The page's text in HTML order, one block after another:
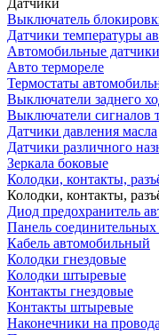
Датчики
Выключатель
Датчики температуры
Автомобильные
Авто термореле
Термостаты
Выключатели заднего
Выключатели сигналов
Датчики давления масла
Датчики различного
Зеркала боковые
Колодки, контакты,
Колодки, контакты,
Диод предохранитель
Панель соединительных
Кабель автомобильный
Колодки гнездовые
Колодки штыревые
Контакты гнездовые
Контакты штыревые
Наконечники на провода